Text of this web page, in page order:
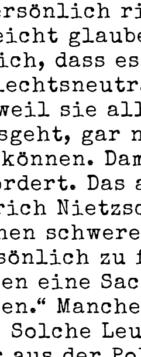
dass
sie
gar
können.
Das
zu
eine